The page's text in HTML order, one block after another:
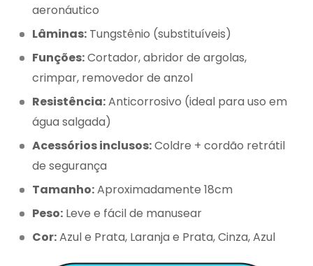
aeronáutico
Lâminas: Tungstênio (substituíveis)
Funções:Cortador, abridor de argolas,
crimpar, removedor de anzol
Resistência:Anticorrosivo (ideal para uso em
água salgada)
Acessórios inclusos:Coldre + cordão retrátil
de segurança
Tamanho:Aproximadamente 18cm
Peso: Leve e fácil de manusear
Cor:Azul e Prata, Laranja e Prata, Cinza, Azul